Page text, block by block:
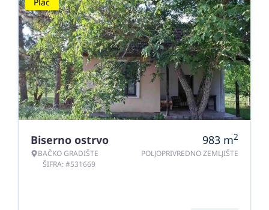
Biserno ostrvo
BAČKO GRADIŠTE
ŠIFRA: #531669
983 m2
POLJOPRIVREDNO ZEMLJIŠTE